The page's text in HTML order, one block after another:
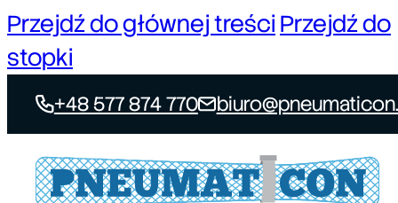
Przejdź do głównej treści Przejdź do
stopki
+48 577 874 770